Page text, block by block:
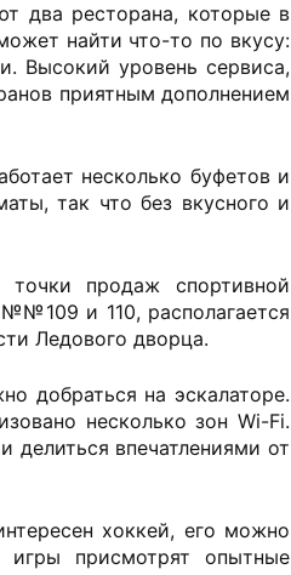
два ресторана, которые в
найти что-то по вкусу:
Высокий уровень сервиса,
приятным дополнением
несколько буфетов и
так что без вкусного и
продаж спортивной
и 110, располагается
Ледового дворца.
добраться на эскалаторе.
несколько зон Wi-Fi.
делиться впечатлениями от
хоккей, его можно
присмотрят опытные